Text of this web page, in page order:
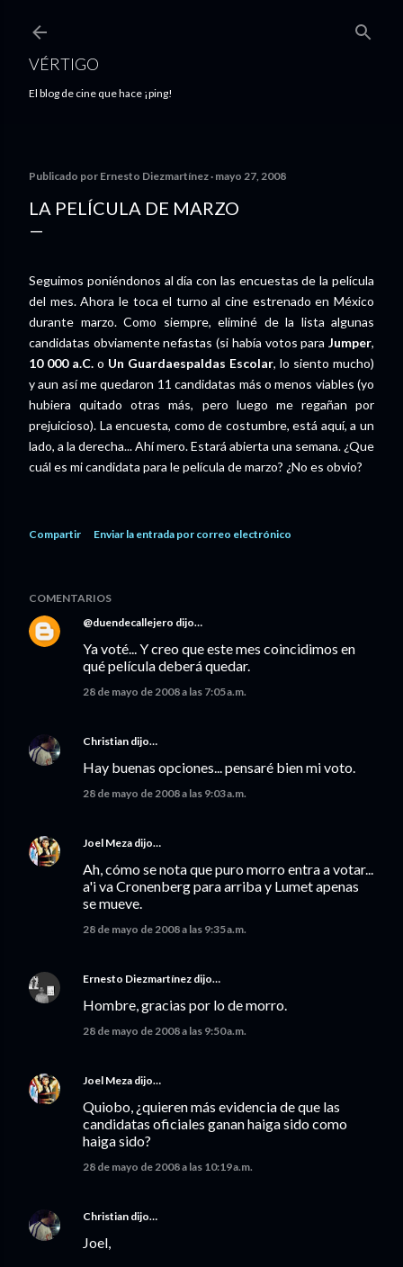
VÉRTIGO
El blog de cine que hace ¡ping!
Publicado por Ernesto Diezmartínez mayo 27, 2008
LA PELÍCULA DE MARZO
Seguimos poniéndonos al día con las encuestas de la película
del mes. Ahora le toca el turno al cine estrenado en México
durante marzo. Como siempre, eliminé de la lista algunas
candidatas obviamente nefastas (si había votos para Jumper,
10 000 a.C. o Un Guardaespaldas Escolar, lo siento mucho)
y aun así me quedaron 11 candidatas más o menos viables (yo
hubiera quitado otras más, pero luego me regañan por
prejuicioso). La encuesta, como de costumbre, está aquí, a un
lado, a la derecha... Ahí mero. Estará abierta una semana. ¿Que
cuál es mi candidata para le película de marzo? ¿No es obvio?
Compartir Enviar la entrada por correo electrónico
COMENTARIOS
@duendecallejero dijo…
Ya voté... Y creo que este mes coincidimos en
qué película deberá quedar.
28 de mayo de 2008 a las 7:05 a.m.
Christian dijo…
Hay buenas opciones... pensaré bien mi voto.
28 de mayo de 2008 a las 9:03 a.m.
Joel Meza dijo…
Ah, cómo se nota que puro morro entra a votar...
a'i va Cronenberg para arriba y Lumet apenas
se mueve.
28 de mayo de 2008 a las 9:35 a.m.
Ernesto Diezmartínez dijo…
Hombre, gracias por lo de morro.
28 de mayo de 2008 a las 9:50 a.m.
Joel Meza dijo…
Quiobo, ¿quieren más evidencia de que las
candidatas oficiales ganan haiga sido como
haiga sido?
28 de mayo de 2008 a las 10:19 a.m.
Christian dijo…
Joel,